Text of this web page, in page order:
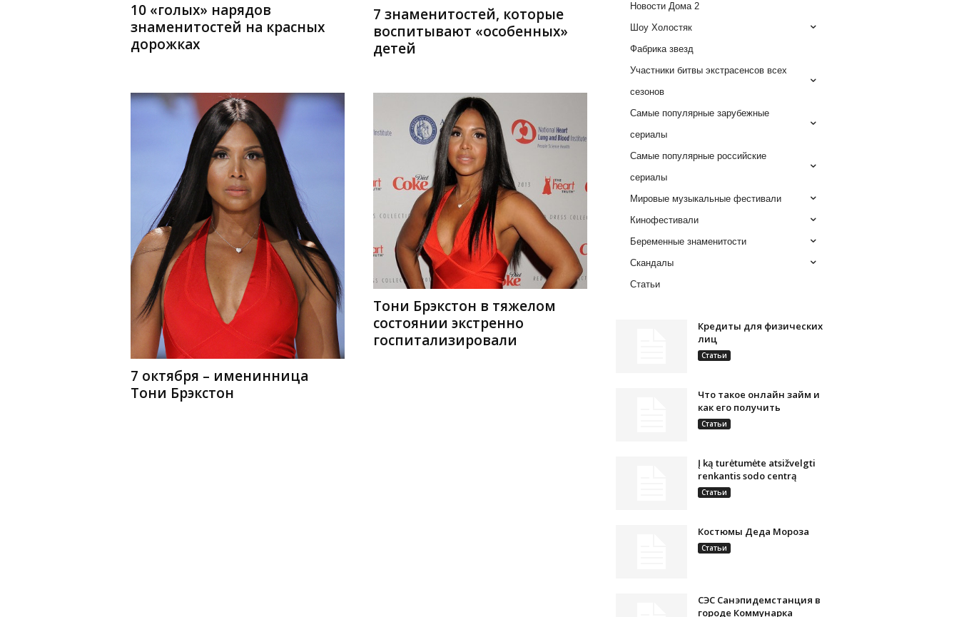
10 «голых» нарядов
знаменитостей на красных
дорожках
7 знаменитостей, которые
воспитывают «особенных»
детей
7 октября – именинница
Тони Брэкстон
Тони Брэкстон в тяжелом
состоянии экстренно
госпитализировали
Новости Дома 2
Шоу Холостяк
Фабрика звезд
Участники битвы экстрасенсов всех
сезонов
Самые популярные зарубежные
сериалы
Самые популярные российские
сериалы
Мировые музыкальные фестивали
Кинофестивали
Беременные знаменитости
Скандалы
Статьи
Кредиты для физических
лиц
Статьи
Что такое онлайн займ и
как его получить
Статьи
Į ką turėtumėte atsižvelgti
renkantis sodo centrą
Статьи
Костюмы Деда Мороза
Статьи
СЭС Санэпидемстанция в
городе Коммунарка